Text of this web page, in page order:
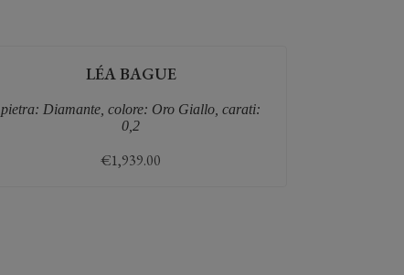
LÉA BAGUE
pietra: Diamante, colore: Oro Giallo, carati:
0,2
€1,939.00